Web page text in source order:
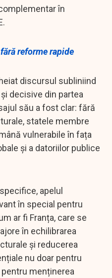
în
reforme rapide
discursul subliniind
decisive din partea
său a fost clar: fără
statele membre
vulnerabile în fața
și a datoriilor publice
apelul
în special pentru
ar fi Franța, care se
în echilibrarea
și reducerea
nu doar pentru
menținerea